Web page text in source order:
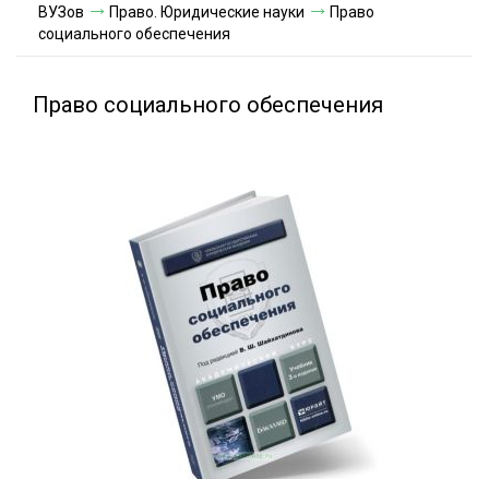
Условия оплаты
ВУЗов
Право. Юридические науки
Право
социального обеспечения
Право социального обеспечения